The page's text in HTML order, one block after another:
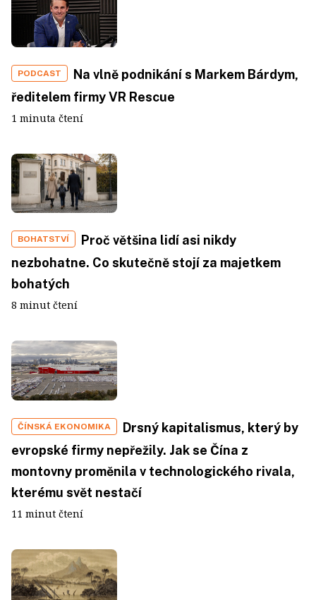
PODCAST
Na vlně podnikání s Markem Bárdym,
ředitelem firmy VR Rescue
1 minuta čtení
BOHATSTVÍ
Proč většina lidí asi nikdy
nezbohatne. Co skutečně stojí za majetkem
bohatých
8 minut čtení
ČÍNSKÁ EKONOMIKA
Drsný kapitalismus, který by
evropské firmy nepřežily. Jak se Čína z
montovny proměnila v technologického rivala,
kterému svět nestačí
11 minut čtení